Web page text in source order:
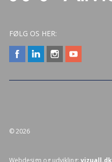
FØLG OS HER:
© 2026